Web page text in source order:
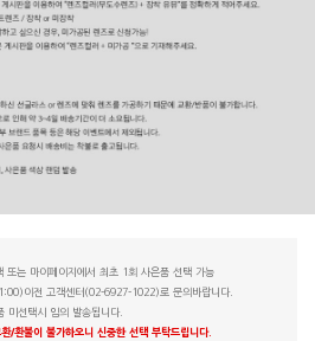
또는 마이페이지에서 최초 1회 사은품 선택 가능
이전 고객센터(02-6927-1022)로 문의바랍니다.
미선택시 임의 발송됩니다.
/환불이 불가하오니 신중한 선택 부탁드립니다.